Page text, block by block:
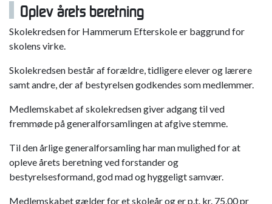
Oplev årets beretning
Skolekredsen for Hammerum Efterskole er baggrund for
skolens virke.
Skolekredsen består af forældre, tidligere elever og lærere
samt andre, der af bestyrelsen godkendes som medlemmer.
Medlemskabet af skolekredsen giver adgang til ved
fremmøde på generalforsamlingen at afgive stemme.
Til den årlige generalforsamling har man mulighed for at
opleve årets beretning ved forstander og
bestyrelsesformand, god mad og hyggeligt samvær.
Medlemskabet gælder for et skoleår og er p.t. kr. 75,00 pr